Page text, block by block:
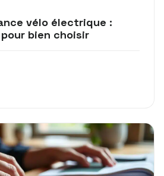
vélo électrique :
bien choisir